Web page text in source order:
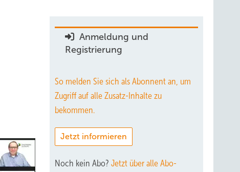
Anmeldung und
Registrierung
So melden Sie sich als Abonnent an, um
Zugriff auf alle Zusatz-Inhalte zu
bekommen.
Jetzt informieren
Noch kein Abo? Jetzt über alle Abo-